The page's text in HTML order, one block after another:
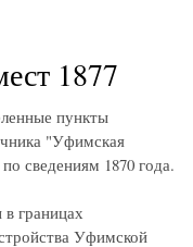
1877
пункты
"Уфимская
сведениям 1870 года.
границах
Уфимской